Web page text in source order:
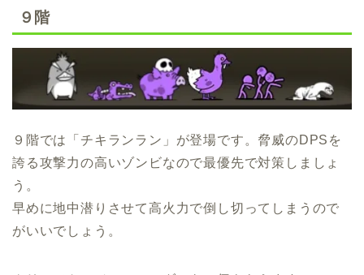
９階
９階では「チキランラン」が登場です。脅威のDPSを
誇る攻撃力の高いゾンビなので最優先で対策しましょ
う。
早めに地中潜りさせて高火力で倒し切ってしまうので
がいいでしょう。